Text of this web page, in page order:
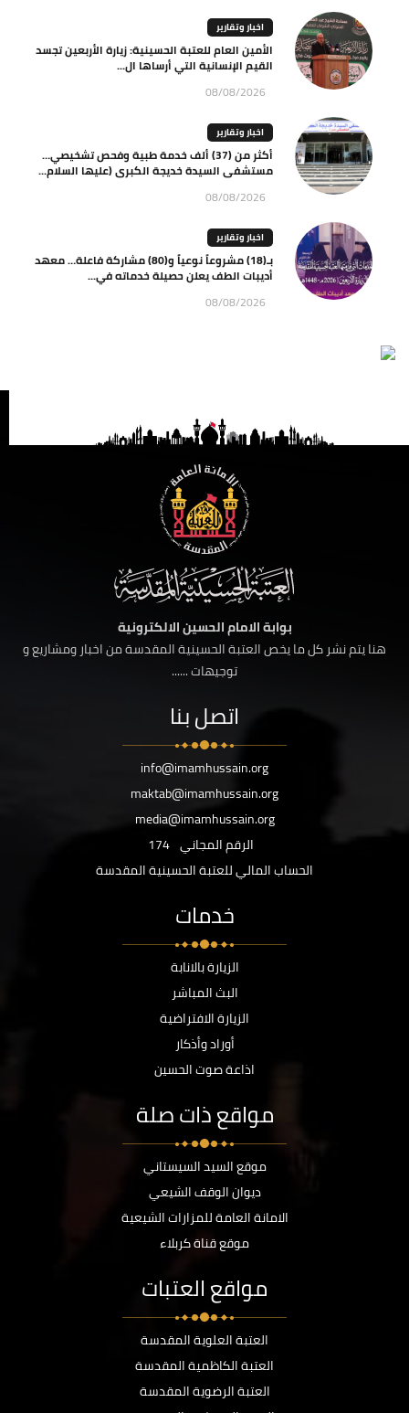
اخبار وتقارير
الأمين العام للعتبة الحسينية: زيارة الأربعين تجسد
القيم الإنسانية التي أرساها ال...
08/08/2026
اخبار وتقارير
أكثر من (37) ألف خدمة طبية وفحص تشخيصي…
مستشفى السيدة خديجة الكبرى (عليها السلام...
08/08/2026
اخبار وتقارير
بـ(18) مشروعاً نوعياً و(80) مشاركة فاعلة… معهد
أديبات الطف يعلن حصيلة خدماته في...
08/08/2026
بوابة الامام الحسين الالكترونية
هنا يتم نشر كل ما يخص العتبة الحسينية المقدسة من اخبار ومشاريع و
توجيهات ......
اتصل بنا
info@imamhussain.org
maktab@imamhussain.org
media@imamhussain.org
الرقم المجاني 174
الحساب المالي للعتبة الحسينية المقدسة
خدمات
الزيارة بالانابة
البث المباشر
الزيارة الافتراضية
أوراد وأذكار
اذاعة صوت الحسين
مواقع ذات صلة
موقع السيد السيستاني
ديوان الوقف الشيعي
الامانة العامة للمزارات الشيعية
موقع قناة كربلاء
مواقع العتبات
العتبة العلوية المقدسة
العتبة الكاظمية المقدسة
العتبة الرضوية المقدسة